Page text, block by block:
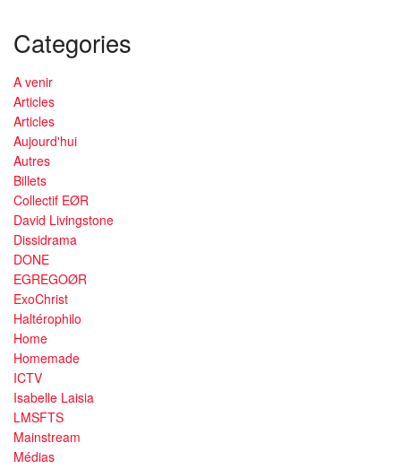
Categories
A venir
Articles
Articles
Aujourd'hui
Autres
Billets
Collectif EØR
David Livingstone
Dissidrama
DONE
EGREGOØR
ExoChrist
Haltérophilo
Home
Homemade
ICTV
Isabelle Laisia
LMSFTS
Mainstream
Médias